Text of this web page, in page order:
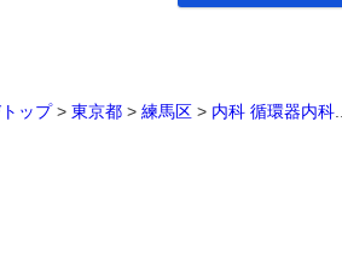
ップ> 東京都 > 練馬区 > 内科 循環器内科